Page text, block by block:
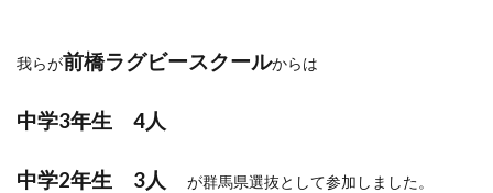
我らが前橋ラグビースクールからは
中学3年生 4人
中学2年生 3人 が群馬県選抜として参加しました。